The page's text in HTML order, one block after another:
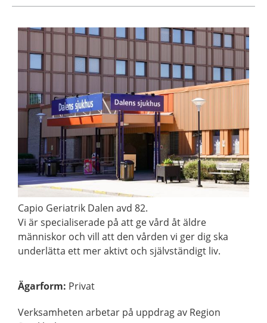
Capio Geriatrik Dalen avd 82.
Vi är specialiserade på att ge vård åt äldre
människor och vill att den vården vi ger dig ska
underlätta ett mer aktivt och självständigt liv.
Ägarform: Privat
Verksamheten arbetar på uppdrag av Region